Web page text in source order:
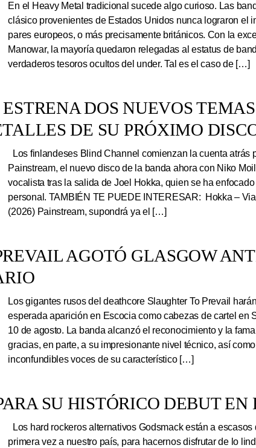
En el Heavy Metal tradicional sucede algo curioso. Las
clásico provenientes de Estados Unidos nunca lograron el
pares europeos, o más precisamente británicos. Con la
Manowar, la mayoría quedaron relegadas al estatus de
verdaderos tesoros ocultos del under. Tal es el caso de […]
DOS NUEVOS
DE SU PRÓXIMO
Los finlandeses Blind Channel comienzan la cuenta atrás
Painstream, el nuevo disco de la banda ahora con Niko
vocalista tras la salida de Joel Hokka, quien se ha
personal. TAMBIÉN TE PUEDE INTERESAR: Hokka –
(2026) Painstream, supondrá ya el […]
AGOTÓ GLASGOW
Los gigantes rusos del deathcore Slaughter To Prevail
esperada aparición en Escocia como cabezas de cartel en
10 de agosto. La banda alcanzó el reconocimiento y la
gracias, en parte, a su impresionante nivel técnico, así
inconfundibles voces de su característico […]
SU HISTÓRICO DEBUT EN
Los hard rockeros alternativos Godsmack están a escasos
primera vez a nuestro país, para hacernos disfrutar de lo